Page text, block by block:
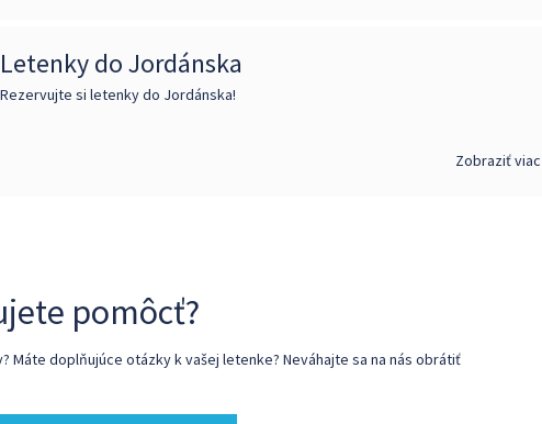
Letenky do Jordánska
Rezervujte si letenky do Jordánska!
Zobraziť viac
pomôcť?
doplňujúce otázky k vašej letenke? Neváhajte sa na nás obrátiť